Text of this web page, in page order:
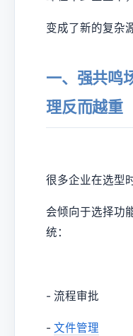
变成了新的复杂
一、强共鸣
理反而越重
很多企业在选型时
会倾向于选择功
统：
- 流程审批
- 文件管理